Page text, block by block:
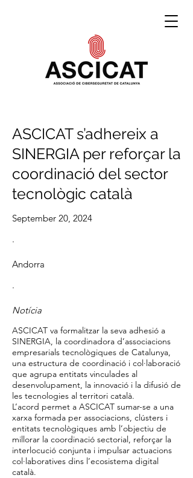
ASCICAT s’adhereix a
SINERGIA per reforçar la
coordinació del sector
tecnològic català
September 20, 2024
·
Andorra
·
Notícia
ASCICAT va formalitzar la seva adhesió a
SINERGIA, la coordinadora d’associacions
empresarials tecnològiques de Catalunya,
una estructura de coordinació i col·laboració
que agrupa entitats vinculades al
desenvolupament, la innovació i la difusió de
les tecnologies al territori català.
L’acord permet a ASCICAT sumar-se a una
xarxa formada per associacions, clústers i
entitats tecnològiques amb l’objectiu de
millorar la coordinació sectorial, reforçar la
interlocució conjunta i impulsar actuacions
col·laboratives dins l’ecosistema digital
català.